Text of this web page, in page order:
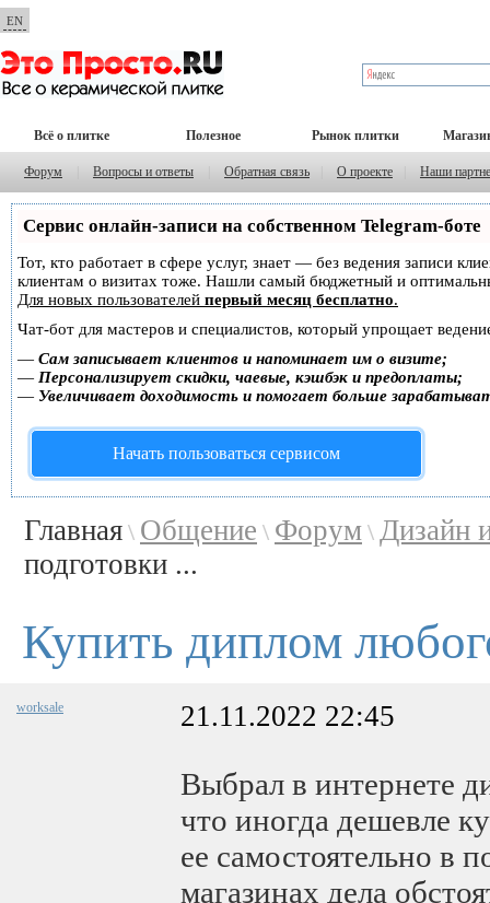
EN
Всё о плитке Полезное Рынок плитки
Форум Вопросы и ответы Обратная связь О проекте Наши
Сервис онлайн-записи на собственном Telegram-боте
Тот, кто работает в сфере услуг, знает — без ведения записи
клиентам о визитах тоже. Нашли самый бюджетный и
Для новых пользователей первый месяц бесплатно.
Чат-бот для мастеров и специалистов, который упрощает
— Сам записывает клиентов и напоминает им о визите;
— Персонализирует скидки, чаевые, кэшбэк и предоплаты;
— Увеличивает доходимость и помогает больше
Начать пользоваться сервисом
Главная \ Общение \ Форум \ Дизайн
подготовки ...
Купить диплом
worksale 21.11.2022 22:45
Выбрал в интернете
что иногда дешевле
ее самостоятельно в
магазинах дела